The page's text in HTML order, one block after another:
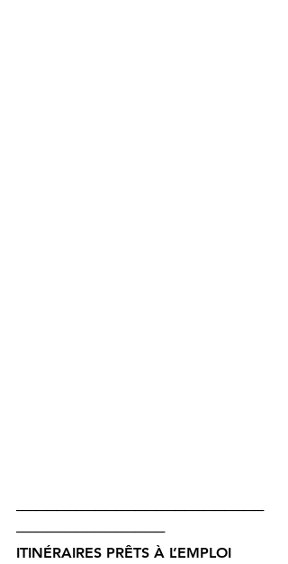
─────────────────────────
───────────────
ITINÉRAIRES PRÊTS À L’EMPLOI